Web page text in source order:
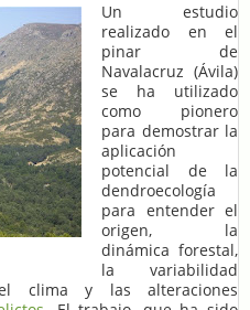
Un estudio
realizado en el
pinar de
Navalacruz (Ávila)
se ha utilizado
como pionero
para demostrar la
aplicación
potencial de la
dendroecología
para entender el
origen, la
dinámica forestal,
la variabilidad
clima y las alteraciones